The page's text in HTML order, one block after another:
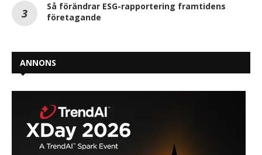
Så förändrar ESG-rapportering framtidens
företagande
ANNONS